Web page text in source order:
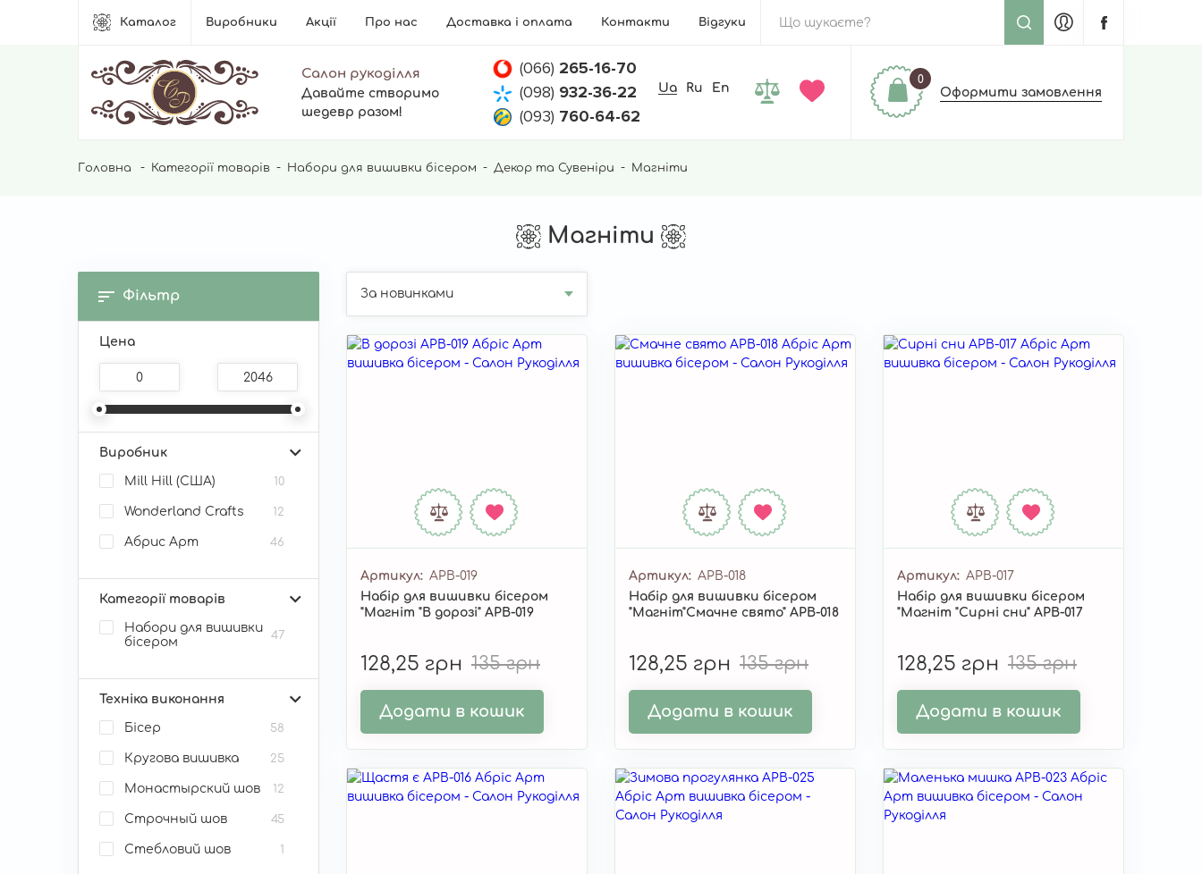
Каталог
Основна
Виробники Акції Про нас Доставка і оплата Контакти Відгуки
Салон рукоділля
Давайте створимо
шедевр разом!
(066) 265-16-70
(098) 932-36-22
(093) 760-64-62
Ua Ru En
0
Оформити замовлення
Рядок
Головна Категорії товарів Набори для вишивки бісером Декор та Сувеніри Магніти
Магніти
Артикул
APB-019
Набір для вишивки бісером
"Магніт "В дорозі" APB-019
128,25 грн 135 грн
Додати в кошик
Артикул
APB-018
Набір для вишивки бісером
"Магніт"Смачне свято" APB-018
128,25 грн 135 грн
Додати в кошик
Артикул
APB-017
Набір для вишивки бісером
"Магніт "Сирні сни" APB-017
128,25 грн 135 грн
Додати в кошик
Фільтр
Цена
Виробник
Mill Hill (США) 10
Wonderland Crafts 12
Абрис Арт 46
Категорії товарів
Набори для вишивки
бісером
47
Техніка виконання
Бісер 58
Кругова вишивка 25
Монастырский шов 12
Строчный шов 45
Стебловий шов 1